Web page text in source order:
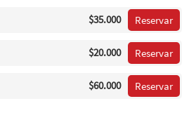
$35.000 Reservar
$20.000 Reservar
$60.000 Reservar